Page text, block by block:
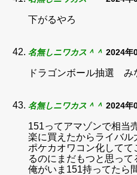
下がるやろ
名無しニワカス＾＾ 2024年
ドラゴンボール抽選
名無しニワカス＾＾ 2024年
151ってアマゾンで相当
楽に買えたからライバル
ポケカオワコン化して
るのにまだもつと思って
俺がいま151持ってたら